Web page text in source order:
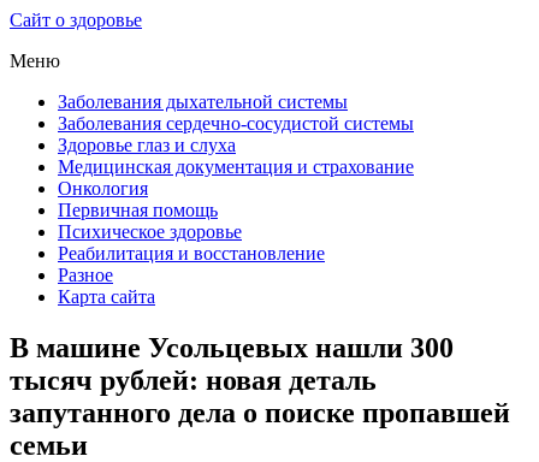
Сайт о здоровье
Меню
Заболевания дыхательной системы
Заболевания сердечно-сосудистой системы
Здоровье глаз и слуха
Медицинская документация и страхование
Онкология
Первичная помощь
Психическое здоровье
Реабилитация и восстановление
Разное
Карта сайта
В машине Усольцевых нашли 300
тысяч рублей: новая деталь
запутанного дела о поиске пропавшей
семьи